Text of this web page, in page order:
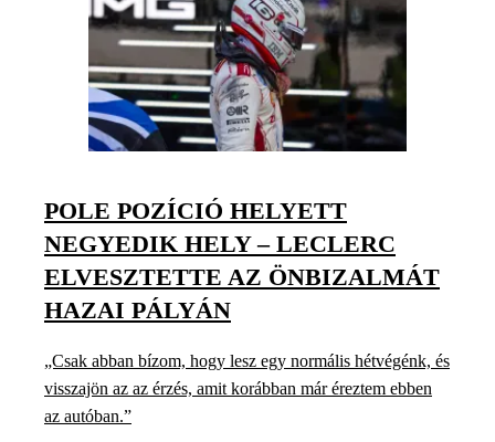
POLE POZÍCIÓ HELYETT
NEGYEDIK HELY – LECLERC
ELVESZTETTE AZ ÖNBIZALMÁT
HAZAI PÁLYÁN
„Csak abban bízom, hogy lesz egy normális hétvégénk, és
visszajön az az érzés, amit korábban már éreztem ebben
az autóban.”